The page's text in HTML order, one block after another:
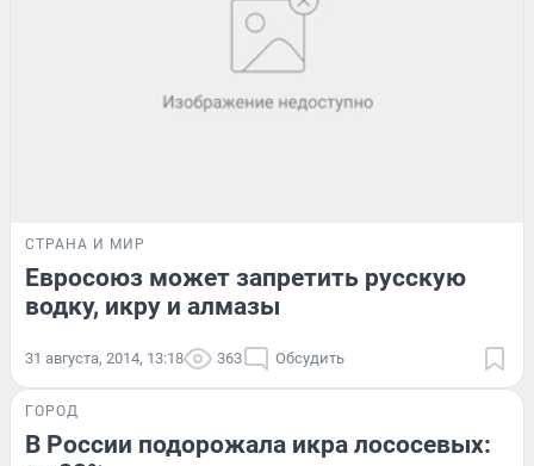
СТРАНА И МИР
Евросоюз может запретить русскую
водку, икру и алмазы
31 августа, 2014, 13:18 363 Обсудить
ГОРОД
В России подорожала икра лососевых: